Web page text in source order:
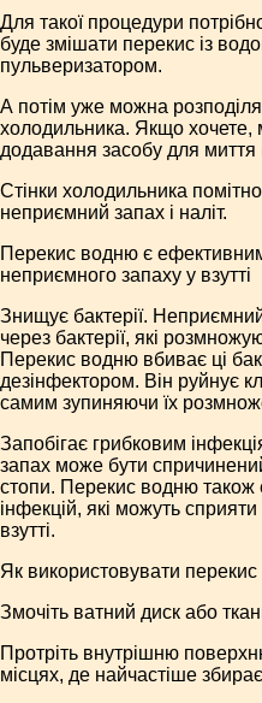
Для такої процедури
буде змішати перекис із
пульверизатором.
А потім уже можна
холодильника. Якщо
додавання засобу для миття
Стінки холодильника
неприємний запах і наліт.
Перекис водню є
неприємного запаху у взутті
Знищує бактерії.
через бактерії, які
Перекис водню вбиває ці
дезінфектором. Він руйнує
самим зупиняючи їх
Запобігає грибковим
запах може бути
стопи. Перекис водню також
інфекцій, які можуть
взутті.
Як використовувати
Змочіть ватний диск або
Протріть внутрішню
місцях, де найчастіше